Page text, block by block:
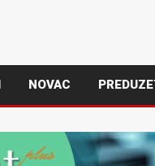
NOVAC